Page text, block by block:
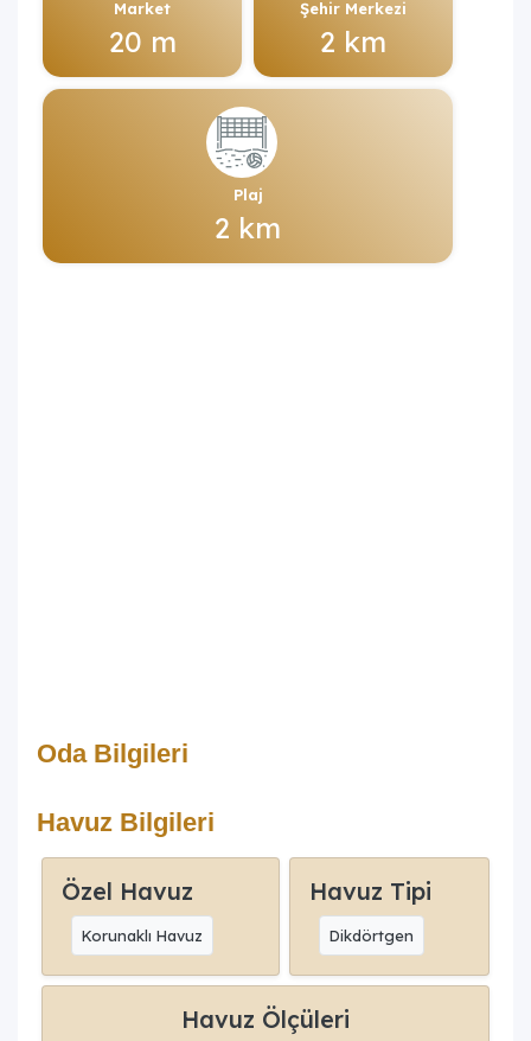
Market
20 m
Şehir Merkezi
2 km
Plaj
2 km
Oda Bilgileri
Havuz Bilgileri
Özel Havuz
Korunaklı Havuz
Havuz Tipi
Dikdörtgen
Havuz Ölçüleri